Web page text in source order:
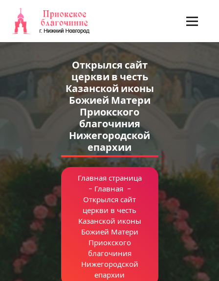
содержимому
Открылся сайт
церкви в честь
Казанской иконы
Божией Матери
Приокского
благочиния
Нижегородской
епархии
Главная страница
- Главная-
Открылся сайт
церкви в честь
Казанской иконы
Божией Матери
Приокского
благочиния
Нижегородской
епархии